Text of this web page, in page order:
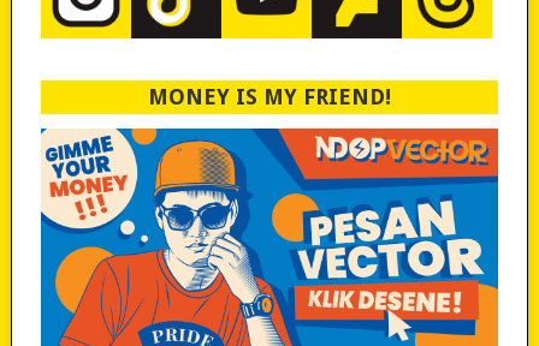
MONEY IS MY FRIEND!